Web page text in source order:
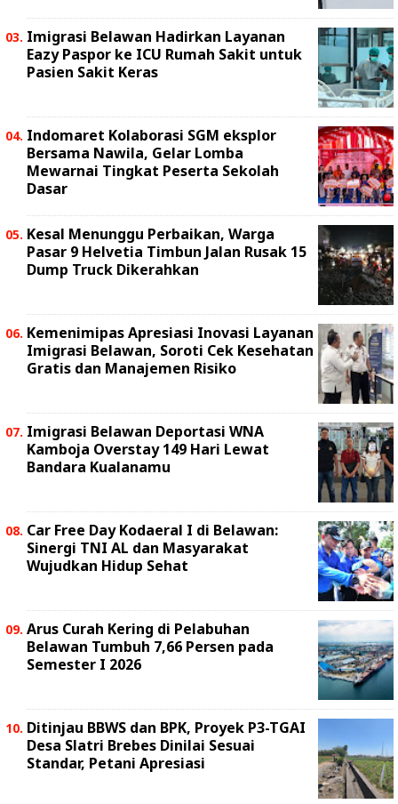
Imigrasi Belawan Hadirkan Layanan
Eazy Paspor ke ICU Rumah Sakit untuk
Pasien Sakit Keras
Indomaret Kolaborasi SGM eksplor
Bersama Nawila, Gelar Lomba
Mewarnai Tingkat Peserta Sekolah
Dasar
Kesal Menunggu Perbaikan, Warga
Pasar 9 Helvetia Timbun Jalan Rusak 15
Dump Truck Dikerahkan
Kemenimipas Apresiasi Inovasi Layanan
Imigrasi Belawan, Soroti Cek Kesehatan
Gratis dan Manajemen Risiko
Imigrasi Belawan Deportasi WNA
Kamboja Overstay 149 Hari Lewat
Bandara Kualanamu
Car Free Day Kodaeral I di Belawan:
Sinergi TNI AL dan Masyarakat
Wujudkan Hidup Sehat
Arus Curah Kering di Pelabuhan
Belawan Tumbuh 7,66 Persen pada
Semester I 2026
Ditinjau BBWS dan BPK, Proyek P3-TGAI
Desa Slatri Brebes Dinilai Sesuai
Standar, Petani Apresiasi